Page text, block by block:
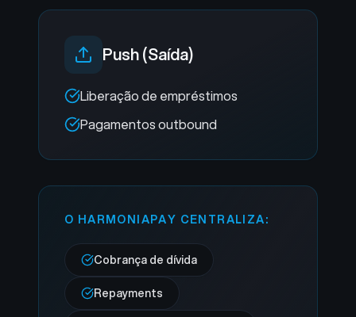
Push (Saída)
Liberação de empréstimos
Pagamentos outbound
O HARMONIAPAY CENTRALIZA:
Cobrança de dívida
Repayments